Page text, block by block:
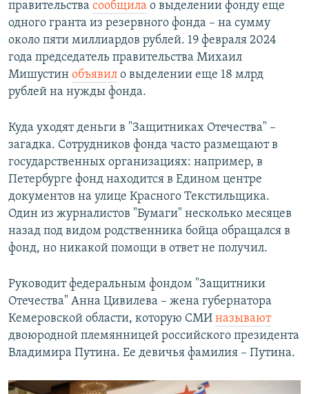
правительства сообщила о выделении фонду еще
одного гранта из резервного фонда – на сумму
около пяти миллиардов рублей. 19 февраля 2024
года председатель правительства Михаил
Мишустин объявил о выделении еще 18 млрд
рублей на нужды фонда.
Куда уходят деньги в "Защитниках Отечества" –
загадка. Сотрудников фонда часто размещают в
государственных организациях: например, в
Петербурге фонд находится в Едином центре
документов на улице Красного Текстильщика.
Один из журналистов "Бумаги" несколько месяцев
назад под видом родственника бойца обращался в
фонд, но никакой помощи в ответ не получил.
Руководит федеральным фондом "Защитники
Отечества" Анна Цивилева – жена губернатора
Кемеровской области, которую СМИ называют
двоюродной племянницей российского президента
Владимира Путина. Ее девичья фамилия – Путина.